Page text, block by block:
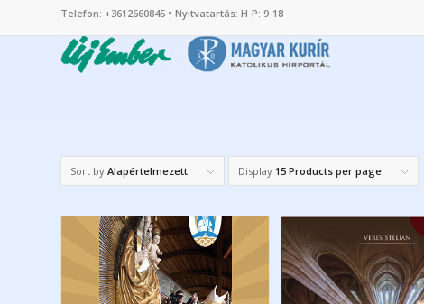
Telefon: +3612660845 • Nyitvatartás: H-P: 9-18
Sort by Alapértelmezett Display 15 Products per page